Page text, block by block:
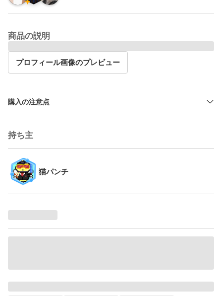
商品の説明
プロフィール画像のプレビュー
購入の注意点
持ち主
猫パンチ